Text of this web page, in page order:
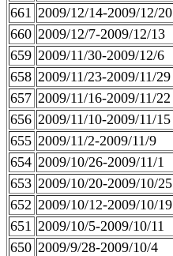
661 2009/12/14-2009/12/20
660 2009/12/7-2009/12/13
659 2009/11/30-2009/12/6
658 2009/11/23-2009/11/29
657 2009/11/16-2009/11/22
656 2009/11/10-2009/11/15
655 2009/11/2-2009/11/9
654 2009/10/26-2009/11/1
653 2009/10/20-2009/10/25
652 2009/10/12-2009/10/19
651 2009/10/5-2009/10/11
650 2009/9/28-2009/10/4